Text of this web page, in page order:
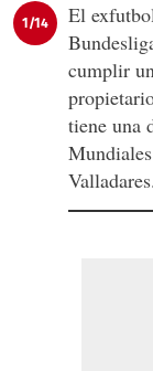
1/14
El
cumplir
tiene una
Valladares.